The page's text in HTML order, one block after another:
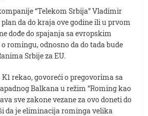
“Telekom Srbija” Vladimir
da do kraja ove godine ili u prvom
dođe do spajanja sa evropskim
romingu, odnosno da do tada bude
Srbije za EU.
rekao, govoreći o pregovorima sa
Balkana u režim “Roming kao
sve zakone vezane za ovo doneti do
da je eliminacija rominga velika